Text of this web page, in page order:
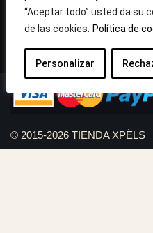
“Aceptar todo” usted da su
de las cookies.
Política de
Personalizar
10:30h a 14:.00h
Correo:info@tiendaxpels.com
© 2015-2026 TIENDA XPÈLS